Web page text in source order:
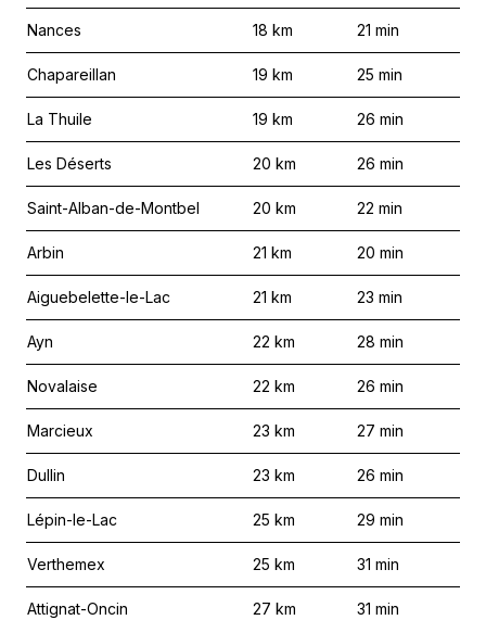
Nances 18 km 21 min
Chapareillan 19 km 25 min
La Thuile 19 km 26 min
Les Déserts 20 km 26 min
Saint-Alban-de-Montbel 20 km 22 min
Arbin 21 km 20 min
Aiguebelette-le-Lac 21 km 23 min
Ayn 22 km 28 min
Novalaise 22 km 26 min
Marcieux 23 km 27 min
Dullin 23 km 26 min
Lépin-le-Lac 25 km 29 min
Verthemex 25 km 31 min
Attignat-Oncin 27 km 31 min